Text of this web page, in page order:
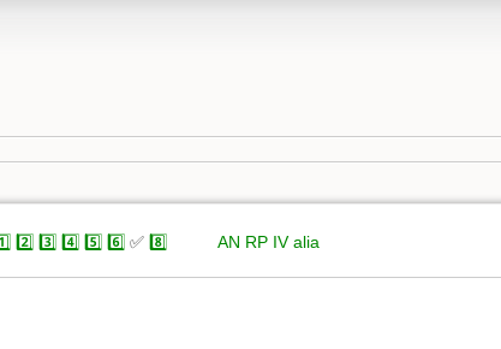
2️⃣ 3️⃣ 4️⃣ 5️⃣ 6️⃣ ✅ 8️⃣ AN RP IV alia